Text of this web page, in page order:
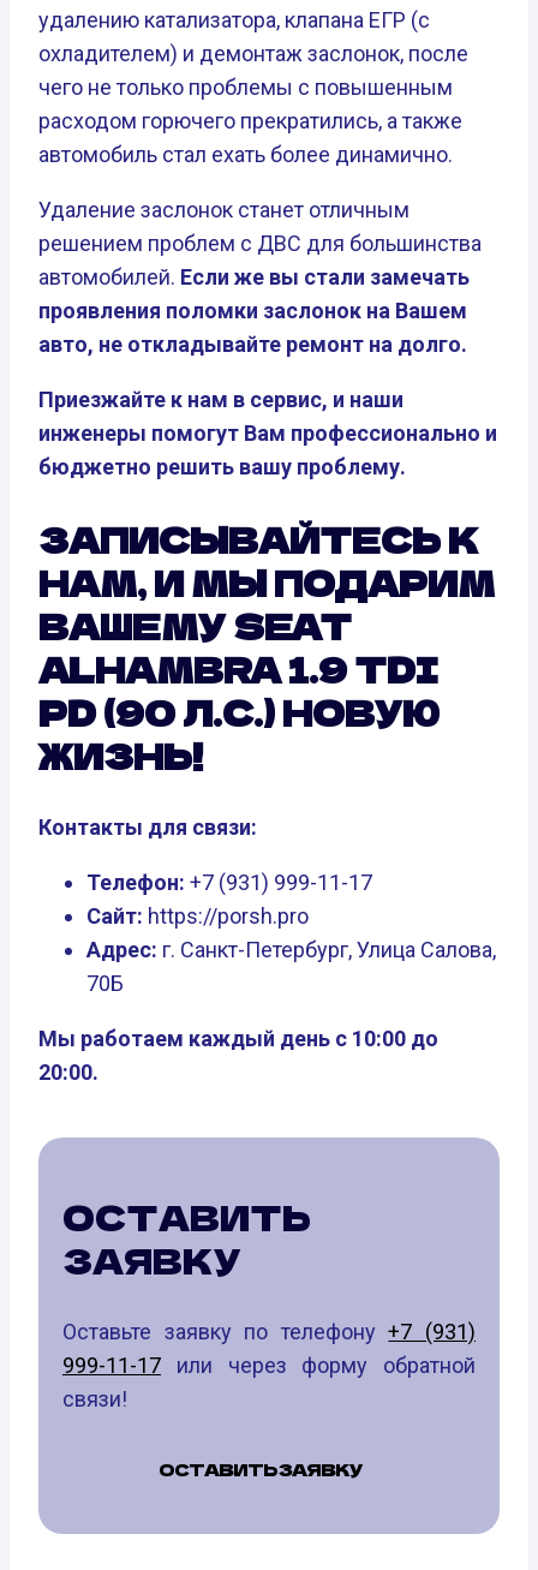
удалению катализатора, клапана ЕГР (с
охладителем) и демонтаж заслонок, после
чего не только проблемы с повышенным
расходом горючего прекратились, а также
автомобиль стал ехать более динамично.
Удаление заслонок станет отличным
решением проблем с ДВС для большинства
автомобилей. Если же вы стали замечать
проявления поломки заслонок на Вашем
авто, не откладывайте ремонт на долго.
Приезжайте к нам в сервис, и наши
инженеры помогут Вам профессионально и
бюджетно решить вашу проблему.
ЗАПИСЫВАЙТЕСЬ К
НАМ, И МЫ ПОДАРИМ
ВАШЕМУ SEAT
ALHAMBRA 1.9 TDI
PD (90 Л.С.) НОВУЮ
ЖИЗНЬ!
Контакты для связи:
Телефон: +7 (931) 999-11-17
Сайт: https://porsh.pro
Адрес: г. Санкт-Петербург, Улица Салова,
70Б
Мы работаем каждый день с 10:00 до
20:00.
ОСТАВИТЬ
ЗАЯВКУ
Оставьте заявку по телефону+7 (931)
999-11-17 или через форму обратной
связи!
ОСТАВИТЬ ЗАЯВКУ